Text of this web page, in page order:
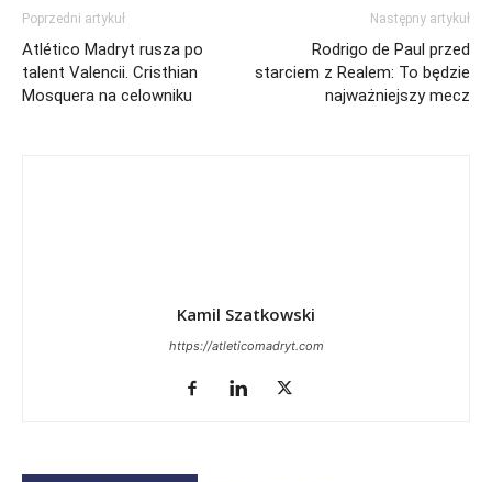
Poprzedni artykuł
Atlético Madryt rusza po
talent Valencii. Cristhian
Mosquera na celowniku
Następny artykuł
Rodrigo de Paul przed
starciem z Realem: To będzie
najważniejszy mecz
Kamil Szatkowski
https://atleticomadryt.com